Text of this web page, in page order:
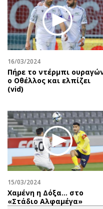
16/03/2024
Πήρε το ντέρμπι
ο Οθέλλος και ελπίζει
(vid)
15/03/2024
Χαμένη η Δόξα… στο
«Στάδιο Αλφαμέγα»